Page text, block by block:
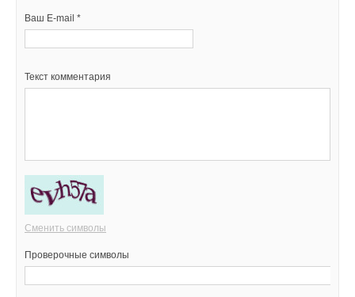
Ваш E-mail *
Текст комментария
Сменить символы
Проверочные символы